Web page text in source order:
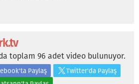
toplam 96 adet video bulunuyor.
Paylaş
Twitter'da Paylaş